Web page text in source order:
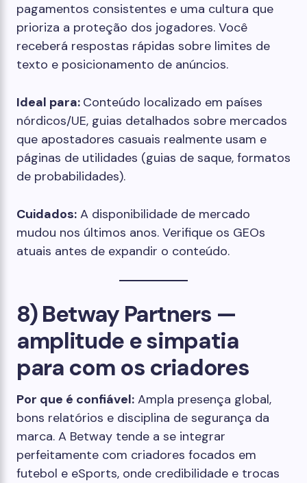
pagamentos consistentes e uma cultura que
prioriza a proteção dos jogadores. Você
receberá respostas rápidas sobre limites de
texto e posicionamento de anúncios.
Ideal para: Conteúdo localizado em países
nórdicos/UE, guias detalhados sobre mercados
que apostadores casuais realmente usam e
páginas de utilidades (guias de saque, formatos
de probabilidades).
Cuidados: A disponibilidade de mercado
mudou nos últimos anos. Verifique os GEOs
atuais antes de expandir o conteúdo.
8) Betway Partners —
amplitude e simpatia
para com os criadores
Por que é confiável: Ampla presença global,
bons relatórios e disciplina de segurança da
marca. A Betway tende a se integrar
perfeitamente com criadores focados em
futebol e eSports, onde credibilidade e trocas